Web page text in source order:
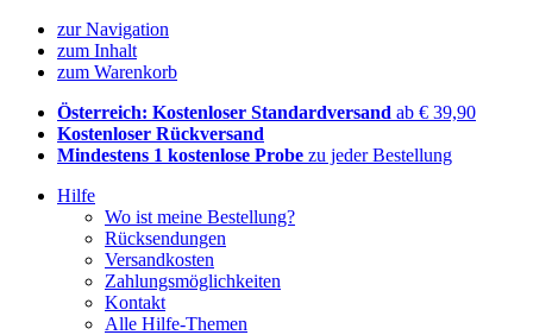
zur Navigation
zum Inhalt
zum Warenkorb
Österreich: Kostenloser Standardversand ab € 39,90
Kostenloser Rückversand
Mindestens 1 kostenlose Probe zu jeder Bestellung
Hilfe
Wo ist meine Bestellung?
Rücksendungen
Versandkosten
Zahlungsmöglichkeiten
Kontakt
Alle Hilfe-Themen